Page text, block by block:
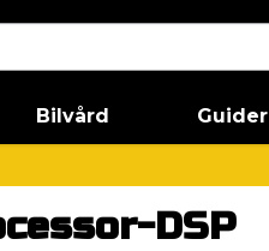
Bilvård Guider
DSP